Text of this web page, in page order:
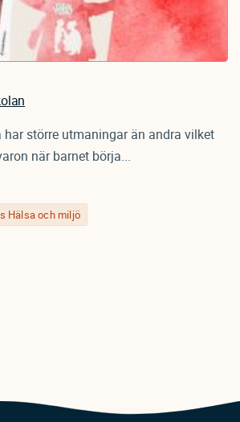
Hälsa och miljö
har större utmaningar än andra vilket
när barnet börja...